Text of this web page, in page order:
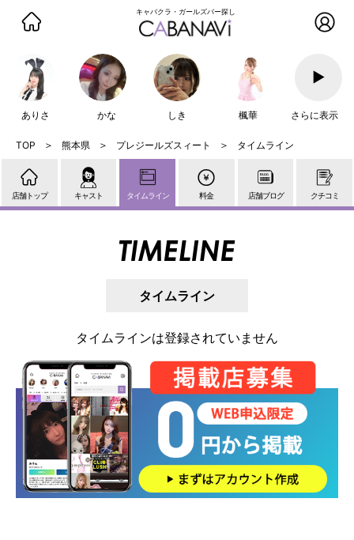
キャバクラ・ガールズバー探し
ありさ かな しき 楓華
▶
さらに表示
熊本県 プレジールズスィート タイムライン
店舗トップ キャスト タイムライン 料金 店舗ブログ クチコミ
TIMELINE
タイムライン
タイムラインは登録されていません